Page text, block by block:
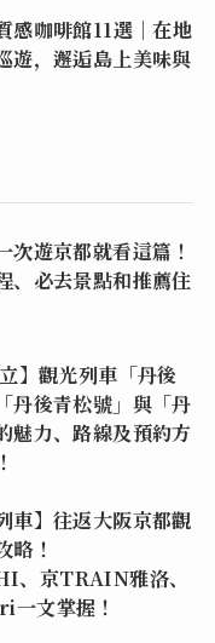
感咖啡館11選｜在地
遊，邂逅島上美味與
次遊京都就看這篇！
、必去景點和推薦住
】觀光列車「丹後
丹後青松號」與「丹
魅力、路線及預約方
車】往返大阪京都觀
略！
、京TRAIN雅洛、
文掌握！